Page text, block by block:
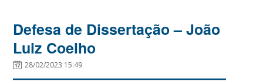
Defesa de Dissertação – João
Luiz Coelho
28/02/2023 15:49